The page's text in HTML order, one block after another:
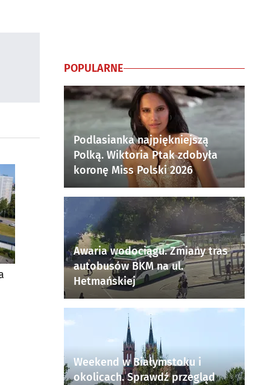
POPULARNE
Podlasianka najpiękniejszą
Polką. Wiktoria Ptak zdobyła
koronę Miss Polski 2026
Awaria wodociągu. Zmiany tras
autobusów BKM na ul.
Hetmańskiej
Weekend w Białymstoku i
okolicach. Sprawdź przegląd